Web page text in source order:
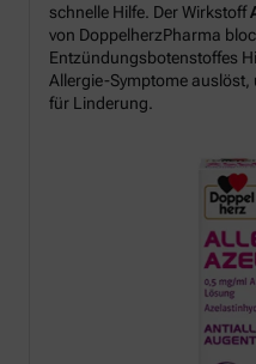
schnelle Hilfe. Der Wirkstoff
von DoppelherzPharma
Entzündungsbotenstoffes
Allergie-Symptome
für Linderung.